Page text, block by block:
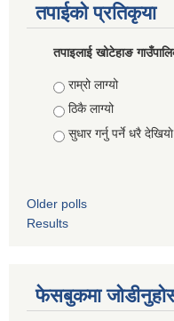
तपाईको प्रतिकृया
तपाइलाई खोटेहाङ
Choices
राम्रो लाग्यो
ठिकै लाग्यो
सुधार गर्नु पर्ने धरै देखियाे
Older polls
Results
फेसबुकमा